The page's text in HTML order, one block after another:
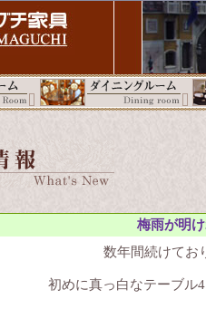
梅雨が明
数年間続けてお
初めに真っ白なテーブル